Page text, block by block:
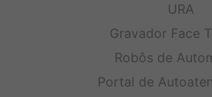
URA
Gravador Face
Robôs de
Portal de